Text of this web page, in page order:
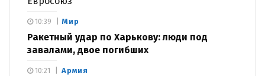
Мир
Ракетный удар по Харькову: люди под
завалами, двое погибших
10:39
Армия
10:21